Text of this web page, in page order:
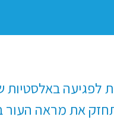
לפגיעה באלסטיות
את מראה העור